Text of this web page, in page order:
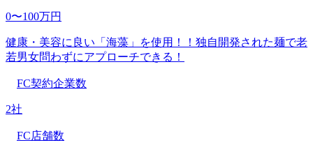
0〜100万円
健康・美容に良い「海藻」を使用！！独自開発された麺で老
若男女問わずにアプローチできる！
FC契約企業数
2社
FC店舗数